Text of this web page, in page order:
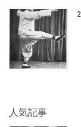
人気記事